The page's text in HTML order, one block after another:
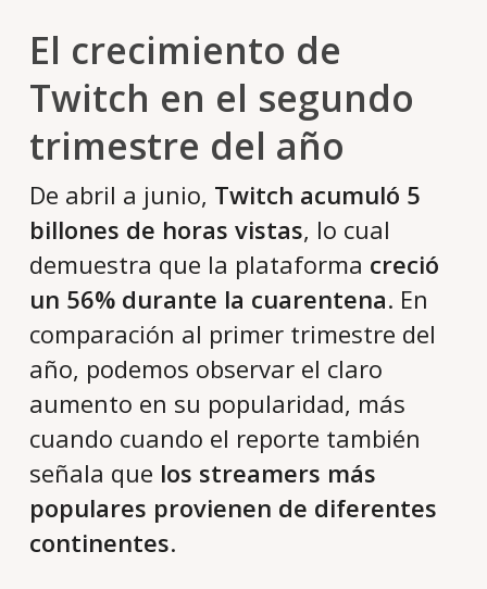
El crecimiento de
Twitch en el segundo
trimestre del año
De abril a junio, Twitch acumuló 5
billones de horas vistas, lo cual
demuestra que la plataforma creció
un 56% durante la cuarentena. En
comparación al primer trimestre del
año, podemos observar el claro
aumento en su popularidad, más
cuando cuando el reporte también
señala que los streamers más
populares provienen de diferentes
continentes.